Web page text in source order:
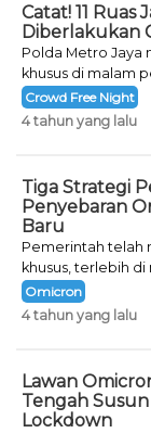
Catat! 11 Ruas
Diberlakukan
Polda Metro Jaya
khusus di malam
Crowd Free Night
Crowd Free Night
4 tahun yang lalu
Tiga Strategi
Penyebaran
Baru
Pemerintah telah
khusus, terlebih di
seperti saat ini.
Omicron
4 tahun yang lalu
Lawan
Tengah
Lockdown